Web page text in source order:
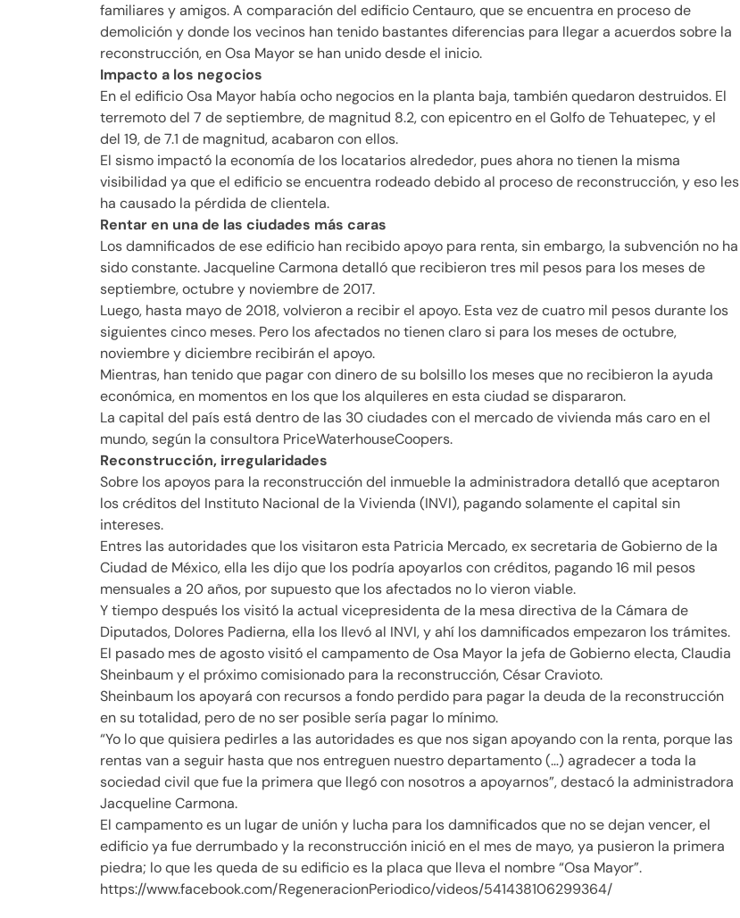
familiares y amigos. A comparación del edificio Centauro, que se encuentra en proceso de
demolición y donde los vecinos han tenido bastantes diferencias para llegar a acuerdos sobre la
reconstrucción, en Osa Mayor se han unido desde el inicio.
Impacto a los negocios
En el edificio Osa Mayor había ocho negocios en la planta baja, también quedaron destruidos. El
terremoto del 7 de septiembre, de magnitud 8.2, con epicentro en el Golfo de Tehuatepec, y el
del 19, de 7.1 de magnitud, acabaron con ellos.
El sismo impactó la economía de los locatarios alrededor, pues ahora no tienen la misma
visibilidad ya que el edificio se encuentra rodeado debido al proceso de reconstrucción, y eso les
ha causado la pérdida de clientela.
Rentar en una de las ciudades más caras
Los damnificados de ese edificio han recibido apoyo para renta, sin embargo, la subvención no ha
sido constante. Jacqueline Carmona detalló que recibieron tres mil pesos para los meses de
septiembre, octubre y noviembre de 2017.
Luego, hasta mayo de 2018, volvieron a recibir el apoyo. Esta vez de cuatro mil pesos durante los
siguientes cinco meses. Pero los afectados no tienen claro si para los meses de octubre,
noviembre y diciembre recibirán el apoyo.
Mientras, han tenido que pagar con dinero de su bolsillo los meses que no recibieron la ayuda
económica, en momentos en los que los alquileres en esta ciudad se dispararon.
La capital del país está dentro de las 30 ciudades con el mercado de vivienda más caro en el
mundo, según la consultora PriceWaterhouseCoopers.
Reconstrucción, irregularidades
Sobre los apoyos para la reconstrucción del inmueble la administradora detalló que aceptaron
los créditos del Instituto Nacional de la Vivienda (INVI), pagando solamente el capital sin
intereses.
Entres las autoridades que los visitaron esta Patricia Mercado, ex secretaria de Gobierno de la
Ciudad de México, ella les dijo que los podría apoyarlos con créditos, pagando 16 mil pesos
mensuales a 20 años, por supuesto que los afectados no lo vieron viable.
Y tiempo después los visitó la actual vicepresidenta de la mesa directiva de la Cámara de
Diputados, Dolores Padierna, ella los llevó al INVI, y ahí los damnificados empezaron los trámites.
El pasado mes de agosto visitó el campamento de Osa Mayor la jefa de Gobierno electa, Claudia
Sheinbaum y el próximo comisionado para la reconstrucción, César Cravioto.
Sheinbaum los apoyará con recursos a fondo perdido para pagar la deuda de la reconstrucción
en su totalidad, pero de no ser posible sería pagar lo mínimo.
“Yo lo que quisiera pedirles a las autoridades es que nos sigan apoyando con la renta, porque las
rentas van a seguir hasta que nos entreguen nuestro departamento (…) agradecer a toda la
sociedad civil que fue la primera que llegó con nosotros a apoyarnos”, destacó la administradora
Jacqueline Carmona.
El campamento es un lugar de unión y lucha para los damnificados que no se dejan vencer, el
edificio ya fue derrumbado y la reconstrucción inició en el mes de mayo, ya pusieron la primera
piedra; lo que les queda de su edificio es la placa que lleva el nombre “Osa Mayor”.
https://www.facebook.com/RegeneracionPeriodico/videos/541438106299364/